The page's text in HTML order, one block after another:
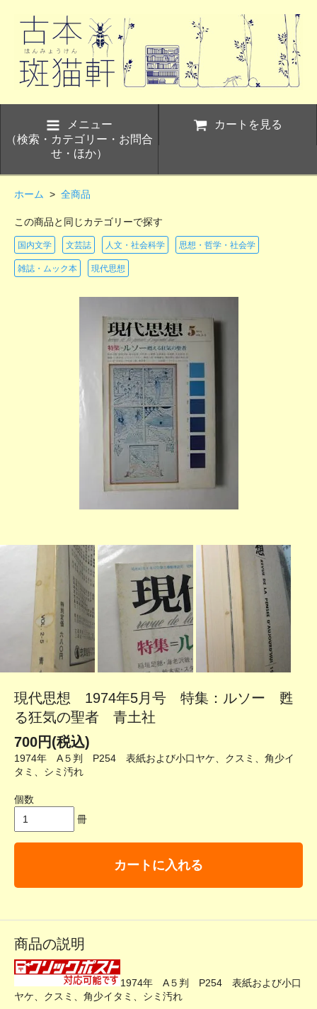
メニュー
（検索・カテゴリー・お問合
せ・ほか）
カートを見る
ホーム > 全商品
この商品と同じカテゴリーで探す
国内文学 文芸誌 人文・社会科学 思想・哲学・社会学
雑誌・ムック本 現代思想
現代思想 1974年5月号 特集：ルソー 甦
る狂気の聖者 青土社
700円(税込)
1974年 A５判 P254 表紙および小口ヤケ、クスミ、角少イ
タミ、シミ汚れ
個数
冊
カートに入れる
商品の説明
1974年 A５判 P254 表紙および小口
ヤケ、クスミ、角少イタミ、シミ汚れ